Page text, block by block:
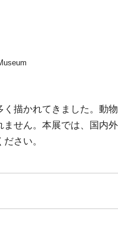
描かれてきました。動
せん。本展では、国
さい。